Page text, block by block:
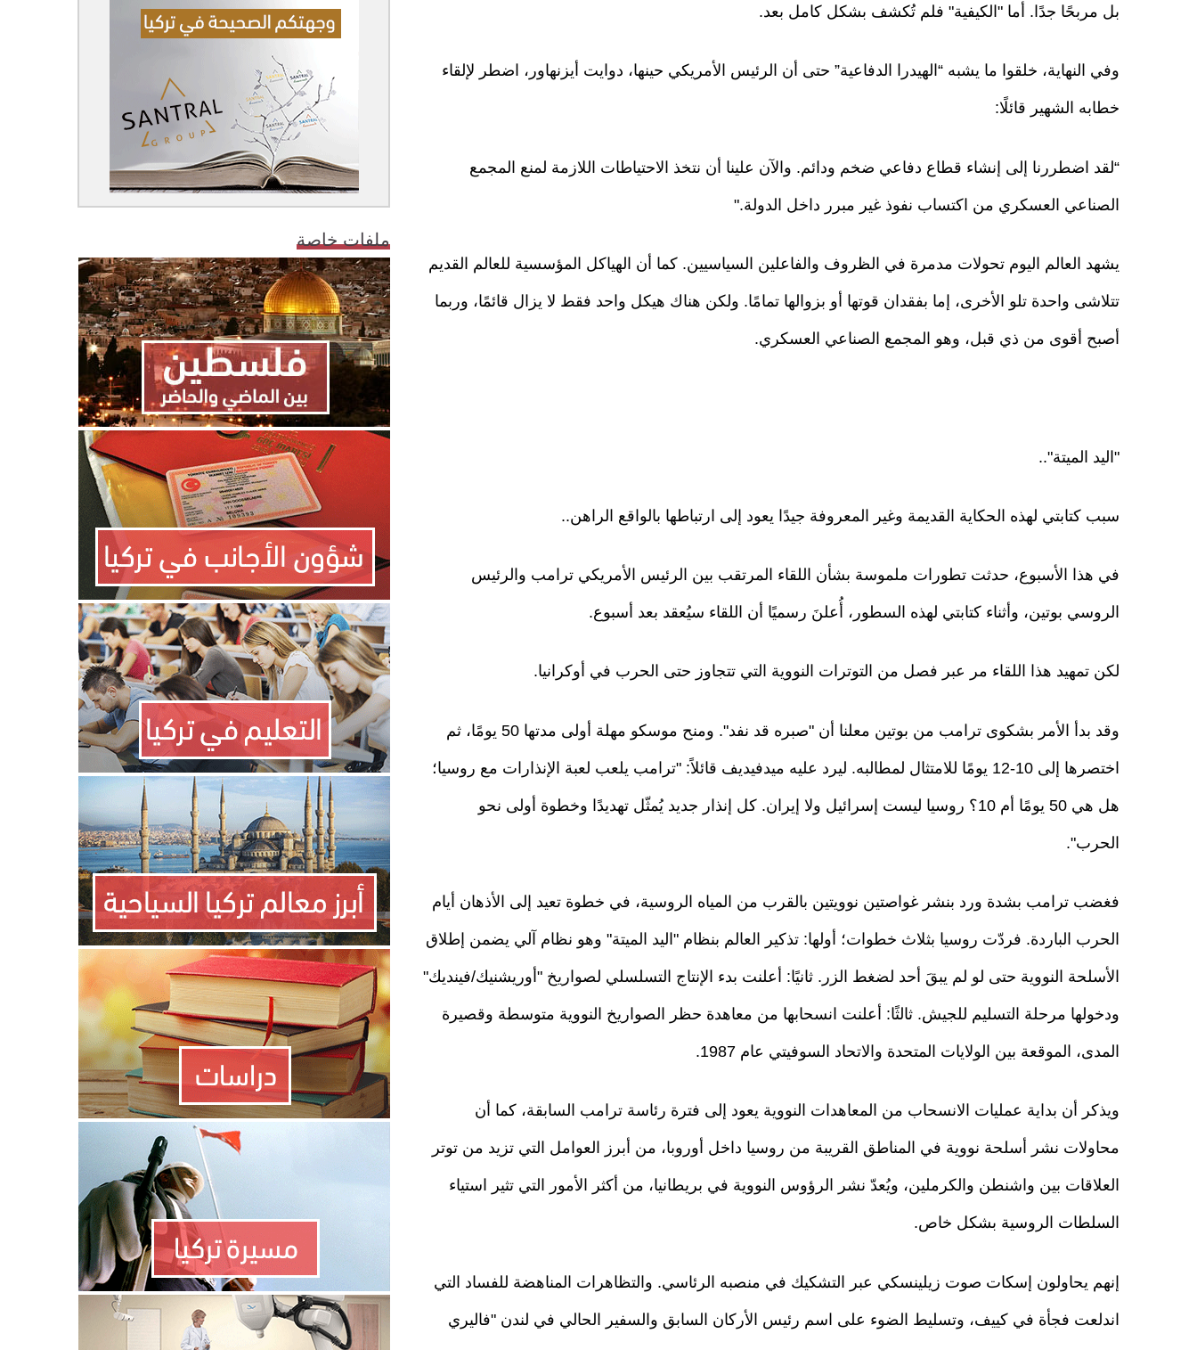
بل مربحًا جدًا. أما "الكيفية" فلم تُكشف بشكل كامل بعد.
وفي النهاية، خلقوا ما يشبه “الهيدرا الدفاعية” حتى أن الرئيس الأمريكي حينها، دوايت أيزنهاور، اضطر لإلقاء
خطابه الشهير قائلًا:
“لقد اضطررنا إلى إنشاء قطاع دفاعي ضخم ودائم. والآن علينا أن نتخذ الاحتياطات اللازمة لمنع المجمع
الصناعي العسكري من اكتساب نفوذ غير مبرر داخل الدولة."
يشهد العالم اليوم تحولات مدمرة في الظروف والفاعلين السياسيين. كما أن الهياكل المؤسسية للعالم القديم
تتلاشى واحدة تلو الأخرى، إما بفقدان قوتها أو بزوالها تمامًا. ولكن هناك هيكل واحد فقط لا يزال قائمًا، وربما
أصبح أقوى من ذي قبل، وهو المجمع الصناعي العسكري.
"اليد الميتة"..
سبب كتابتي لهذه الحكاية القديمة وغير المعروفة جيدًا يعود إلى ارتباطها بالواقع الراهن..
في هذا الأسبوع، حدثت تطورات ملموسة بشأن اللقاء المرتقب بين الرئيس الأمريكي ترامب والرئيس
الروسي بوتين، وأثناء كتابتي لهذه السطور، أُعلنَ رسميًا أن اللقاء سيُعقد بعد أسبوع.
لكن تمهيد هذا اللقاء مر عبر فصل من التوترات النووية التي تتجاوز حتى الحرب في أوكرانيا.
وقد بدأ الأمر بشكوى ترامب من بوتين معلنا أن "صبره قد نفد". ومنح موسكو مهلة أولى مدتها 50 يومًا، ثم
اختصرها إلى 10-12 يومًا للامتثال لمطالبه. ليرد عليه ميدفيديف قائلاً: "ترامب يلعب لعبة الإنذارات مع روسيا؛
هل هي 50 يومًا أم 10؟ روسيا ليست إسرائيل ولا إيران. كل إنذار جديد يُمثّل تهديدًا وخطوة أولى نحو
الحرب".
فغضب ترامب بشدة ورد بنشر غواصتين نوويتين بالقرب من المياه الروسية، في خطوة تعيد إلى الأذهان أيام
الحرب الباردة. فردّت روسيا بثلاث خطوات؛ أولها: تذكير العالم بنظام "اليد الميتة" وهو نظام آلي يضمن إطلاق
الأسلحة النووية حتى لو لم يبقَ أحد لضغط الزر. ثانيًا: أعلنت بدء الإنتاج التسلسلي لصواريخ "أوريشنيك/فينديك"
ودخولها مرحلة التسليم للجيش. ثالثًا: أعلنت انسحابها من معاهدة حظر الصواريخ النووية متوسطة وقصيرة
المدى، الموقعة بين الولايات المتحدة والاتحاد السوفيتي عام 1987.
ويذكر أن بداية عمليات الانسحاب من المعاهدات النووية يعود إلى فترة رئاسة ترامب السابقة، كما أن
محاولات نشر أسلحة نووية في المناطق القريبة من روسيا داخل أوروبا، من أبرز العوامل التي تزيد من توتر
العلاقات بين واشنطن والكرملين، ويُعدّ نشر الرؤوس النووية في بريطانيا، من أكثر الأمور التي تثير استياء
السلطات الروسية بشكل خاص.
إنهم يحاولون إسكات صوت زيلينسكي عبر التشكيك في منصبه الرئاسي. والتظاهرات المناهضة للفساد التي
اندلعت فجأة في كييف، وتسليط الضوء على اسم رئيس الأركان السابق والسفير الحالي في لندن "فاليري
ملفات خاصة